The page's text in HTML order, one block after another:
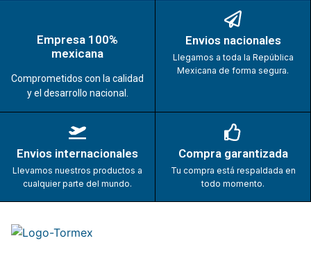
Empresa 100%
mexicana
Comprometidos con la calidad
y el desarrollo nacional.
Envios nacionales
Llegamos a toda la República
Mexicana de forma segura.
Envios internacionales
Llevamos nuestros productos a
cualquier parte del mundo.
Compra garantizada
Tu compra está respaldada en
todo momento.